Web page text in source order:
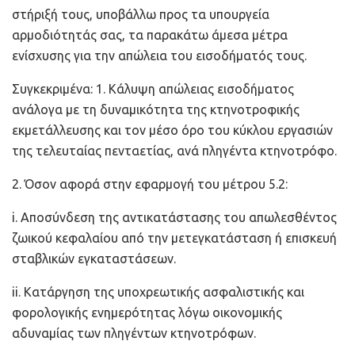
στήριξή τους, υποβάλλω προς τα υπουργεία
αρμοδιότητάς σας, τα παρακάτω άμεσα μέτρα
ενίσχυσης για την απώλεια του εισοδήματός τους.
Συγκεκριμένα: 1. Κάλυψη απώλειας εισοδήματος
ανάλογα με τη δυναμικότητα της κτηνοτροφικής
εκμετάλλευσης και τον μέσο όρο του κύκλου εργασιών
της τελευταίας πενταετίας, ανά πληγέντα κτηνοτρόφο.
2. Όσον αφορά στην εφαρμογή του μέτρου 5.2:
i. Αποσύνδεση της αντικατάστασης του απωλεσθέντος
ζωικού κεφαλαίου από την μετεγκατάσταση ή επισκευή
σταβλικών εγκαταστάσεων.
ii. Κατάργηση της υποχρεωτικής ασφαλιστικής και
φορολογικής ενημερότητας λόγω οικονομικής
αδυναμίας των πληγέντων κτηνοτρόφων.